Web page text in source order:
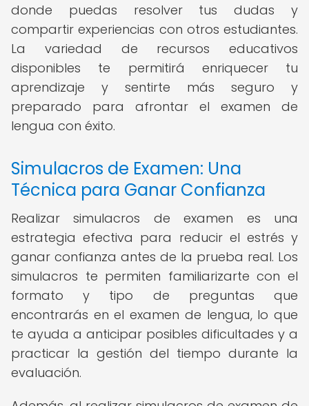
donde puedas resolver tus dudas y
compartir experiencias con otros estudiantes.
La variedad de recursos educativos
disponibles te permitirá enriquecer tu
aprendizaje y sentirte más seguro y
preparado para afrontar el examen de
lengua con éxito.
Simulacros de Examen: Una
Técnica para Ganar Confianza
Realizar simulacros de examen es una
estrategia efectiva para reducir el estrés y
ganar confianza antes de la prueba real. Los
simulacros te permiten familiarizarte con el
formato y tipo de preguntas que
encontrarás en el examen de lengua, lo que
te ayuda a anticipar posibles dificultades y a
practicar la gestión del tiempo durante la
evaluación.